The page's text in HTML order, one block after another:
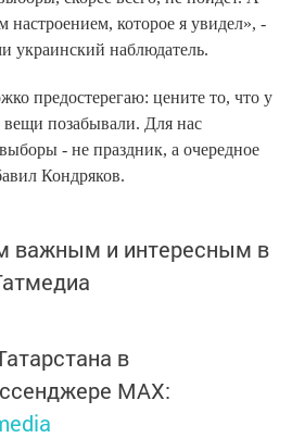
настроением, которое я увидел», -
украинский наблюдатель.
предостерегаю: цените то, что у
позабывали. Для нас
- не праздник, а очередное
Кондряков.
важным и интересным в
в
MАХ: